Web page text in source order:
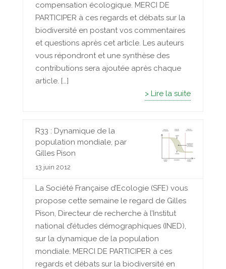
compensation écologique. MERCI DE
PARTICIPER à ces regards et débats sur la
biodiversité en postant vos commentaires
et questions après cet article. Les auteurs
vous répondront et une synthèse des
contributions sera ajoutée après chaque
article. […]
> Lire la suite
R33 : Dynamique de la
population mondiale, par
Gilles Pison
13 juin 2012
La Société Française d’Ecologie (SFE) vous
propose cette semaine le regard de Gilles
Pison, Directeur de recherche à l’Institut
national d’études démographiques (INED),
sur la dynamique de la population
mondiale. MERCI DE PARTICIPER à ces
regards et débats sur la biodiversité en